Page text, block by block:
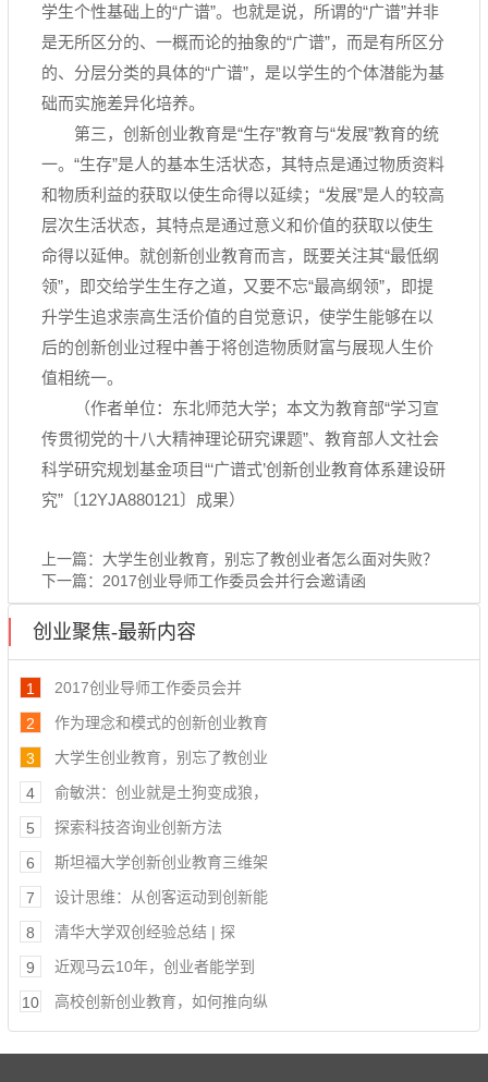
学生个性基础上的“广谱”。也就是说，所谓的“广谱”并非
是无所区分的、一概而论的抽象的“广谱”，而是有所区分
的、分层分类的具体的“广谱”，是以学生的个体潜能为基
础而实施差异化培养。
第三，创新创业教育是“生存”教育与“发展”教育的统
一。“生存”是人的基本生活状态，其特点是通过物质资料
和物质利益的获取以使生命得以延续；“发展”是人的较高
层次生活状态，其特点是通过意义和价值的获取以使生
命得以延伸。就创新创业教育而言，既要关注其“最低纲
领”，即交给学生生存之道，又要不忘“最高纲领”，即提
升学生追求崇高生活价值的自觉意识，使学生能够在以
后的创新创业过程中善于将创造物质财富与展现人生价
值相统一。
（作者单位：东北师范大学；本文为教育部“学习宣
传贯彻党的十八大精神理论研究课题”、教育部人文社会
科学研究规划基金项目“‘广谱式’创新创业教育体系建设研
究”〔12YJA880121〕成果）
上一篇： 大学生创业教育，别忘了教创业者怎么面对失败？
下一篇： 2017创业导师工作委员会并行会邀请函
创业聚焦-最新内容
2017创业导师工作委员会并
1
作为理念和模式的创新创业教育
2
大学生创业教育，别忘了教创业
3
俞敏洪：创业就是土狗变成狼，
4
探索科技咨询业创新方法
5
斯坦福大学创新创业教育三维架
6
设计思维：从创客运动到创新能
7
清华大学双创经验总结 | 探
8
近观马云10年，创业者能学到
9
高校创新创业教育，如何推向纵
10